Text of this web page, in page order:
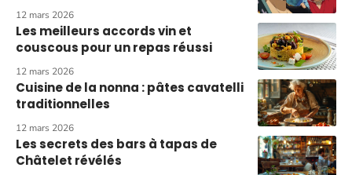
12 mars 2026
Les meilleurs accords vin et
couscous pour un repas réussi
12 mars 2026
Cuisine de la nonna : pâtes cavatelli
traditionnelles
12 mars 2026
Les secrets des bars à tapas de
Châtelet révélés